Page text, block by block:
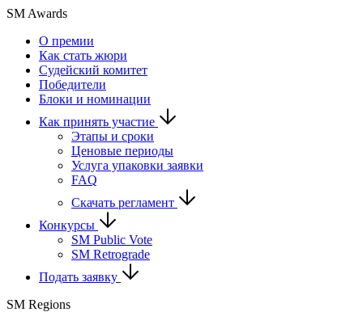
SM Awards
О премии
Как стать жюри
Судейский комитет
Победители
Блоки и номинации
Как принять участие
Этапы и сроки
Ценовые периоды
Услуга упаковки заявки
FAQ
Скачать регламент
Конкурсы
SM Public Vote
SM Retrograde
Подать заявку
SM Regions